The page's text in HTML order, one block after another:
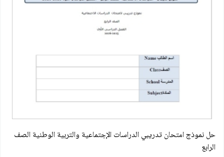
حل نموذج امتحان تدريبي الدراسات الإجتماعية والتربية الوطنية الصف
الرابع